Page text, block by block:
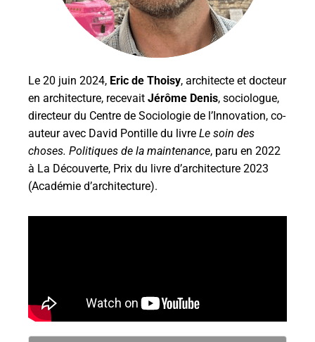
Le 20 juin 2024, Eric de Thoisy, architecte et docteur
en architecture, recevait Jérôme Denis, sociologue,
directeur du Centre de Sociologie de l’Innovation, co-
auteur avec David Pontille du livre Le soin des
choses. Politiques de la maintenance, paru en 2022
à La Découverte, Prix du livre d’architecture 2023
(Académie d’architecture).